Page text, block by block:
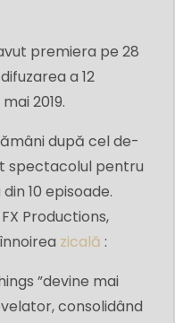
premiera pe 28
a 12
2019.
după cel de-
spectacolul pentru
10 episoade.
Productions,
zicală :
”devine mai
consolidând